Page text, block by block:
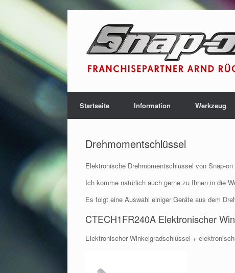
Startseite Information Werkzeug
Drehmomentschlüssel
Elektronische Drehmomentschlüssel von Snap-
Ich komme natürlich auch gerne zu Ihnen in die
Es folgt eine Auswahl einiger Geräte aus dem
CTECH1FR240A Elektronischer
Elektronischer Winkelgradschlüssel +